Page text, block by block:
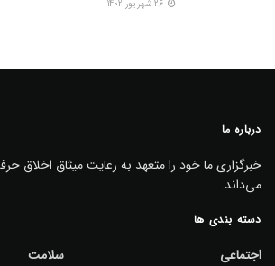
درباره ما
خبرگزاری ما خود را متعهد به رعایت میثاق اخلاق
می‌داند.
دسته بندی ها
اجتماعی
سلامت